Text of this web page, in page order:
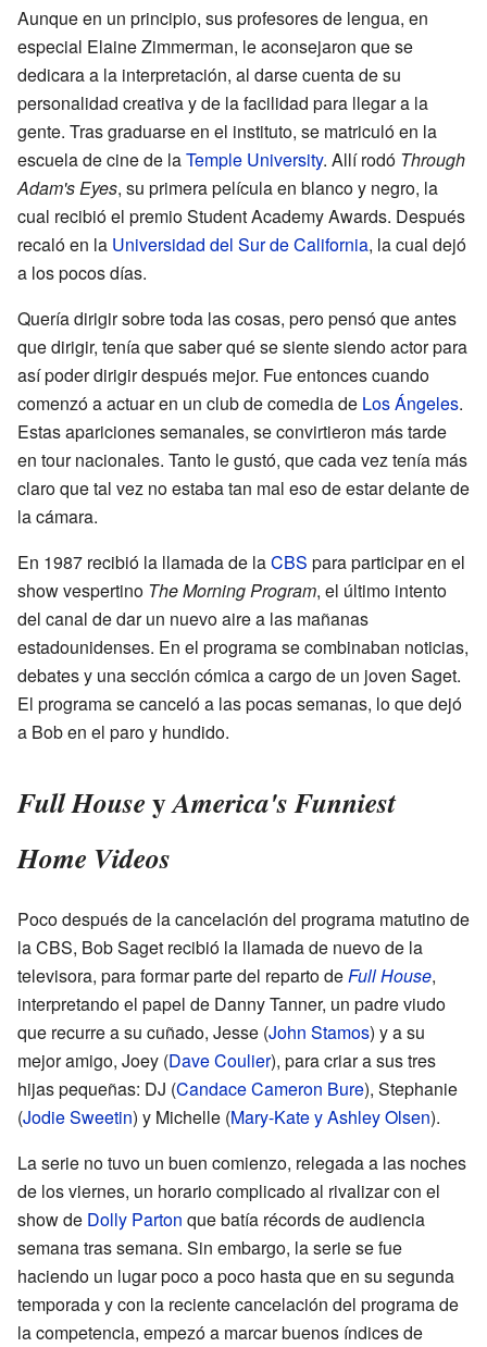
Aunque en un principio, sus profesores de lengua, en
especial Elaine Zimmerman, le aconsejaron que se
dedicara a la interpretación, al darse cuenta de su
personalidad creativa y de la facilidad para llegar a la
gente. Tras graduarse en el instituto, se matriculó en la
escuela de cine de laTemple University. Allí rodó Through
Adam's Eyes, su primera película en blanco y negro, la
cual recibió el premio Student Academy Awards. Después
recaló en la Universidad del Sur de California, la cual dejó
a los pocos días.
Quería dirigir sobre toda las cosas, pero pensó que antes
que dirigir, tenía que saber qué se siente siendo actor para
así poder dirigir después mejor. Fue entonces cuando
comenzó a actuar en un club de comedia de Los Ángeles.
Estas apariciones semanales, se convirtieron más tarde
en tour nacionales. Tanto le gustó, que cada vez tenía más
claro que tal vez no estaba tan mal eso de estar delante de
la cámara.
En 1987 recibió la llamada de laCBS para participar en el
show vespertino The Morning Program, el último intento
del canal de dar un nuevo aire a las mañanas
estadounidenses. En el programa se combinaban noticias,
debates y una sección cómica a cargo de un joven Saget.
El programa se canceló a las pocas semanas, lo que dejó
a Bob en el paro y hundido.
Full HouseyAmerica's Funniest
Home Videos
Poco después de la cancelación del programa matutino de
la CBS, Bob Saget recibió la llamada de nuevo de la
televisora, para formar parte del reparto deFull House,
interpretando el papel de Danny Tanner, un padre viudo
que recurre a su cuñado, Jesse (John Stamos) y a su
mejor amigo, Joey (Dave Coulier), para criar a sus tres
hijas pequeñas: DJ (Candace Cameron Bure), Stephanie
(Jodie Sweetin) y Michelle (Mary-Kate y Ashley Olsen).
La serie no tuvo un buen comienzo, relegada a las noches
de los viernes, un horario complicado al rivalizar con el
show de Dolly Parton que batía récords de audiencia
semana tras semana. Sin embargo, la serie se fue
haciendo un lugar poco a poco hasta que en su segunda
temporada y con la reciente cancelación del programa de
la competencia, empezó a marcar buenos índices de